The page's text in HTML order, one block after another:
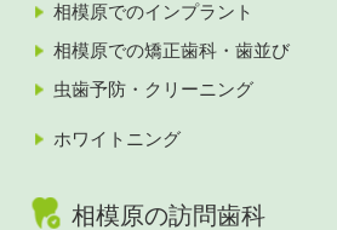
相模原でのインプラント
相模原での矯正歯科・歯並び
虫歯予防・クリーニング
ホワイトニング
相模原の訪問歯科